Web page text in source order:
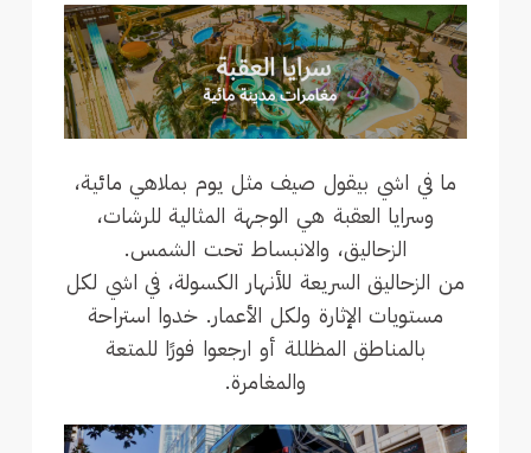
ما في اشي بيقول صيف مثل يوم بملاهي مائية،
وسرايا العقبة هي الوجهة المثالية للرشات،
الزحاليق، والانبساط تحت الشمس.
من الزحاليق السريعة للأنهار الكسولة، في اشي لكل
مستويات الإثارة ولكل الأعمار. خدوا استراحة
بالمناطق المظللة أو ارجعوا فورًا للمتعة
والمغامرة.